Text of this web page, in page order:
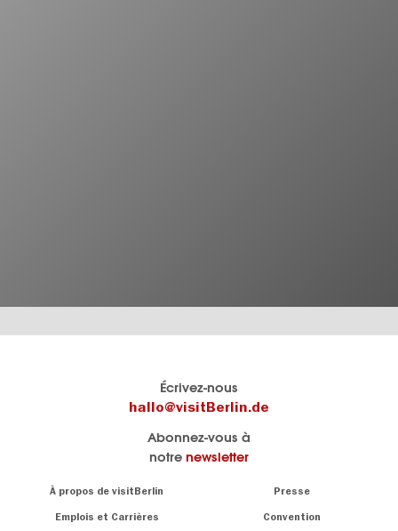
Écrivez-nous
hallo@visitBerlin.de
Abonnez-vous à
notre newsletter
Navigation:
À propos de visitBerlin Presse
Emplois et Carrières Convention
Berlin et sommes